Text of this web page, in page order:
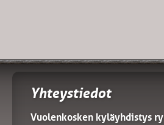
Yhteystiedot
Vuolenkosken kyläyhdistys ry